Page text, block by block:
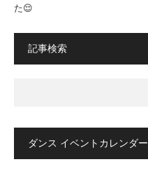
た😌
記事検索
ダンス イベントカレンダー